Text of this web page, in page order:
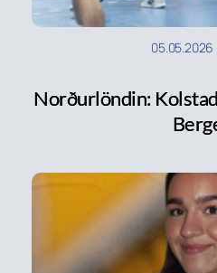
05.05.2026
Norðurlöndin: